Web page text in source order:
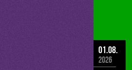
01.08.
2026